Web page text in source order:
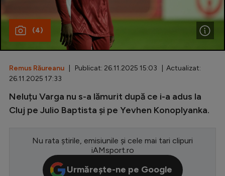
Diverse
Inedit
Champions League
Conference League
CM 2026
(4)
Remus Răureanu | Publicat: 26.11.2025 15:03 | Actualizat:
26.11.2025 17:33
Neluțu Varga nu s-a lămurit după ce i-a adus la
Cluj pe Julio Baptista și pe Yevhen Konoplyanka.
Nu rata știrile, emisiunile și cele mai tari clipuri
iAMsport.ro
Urmărește-ne pe Google